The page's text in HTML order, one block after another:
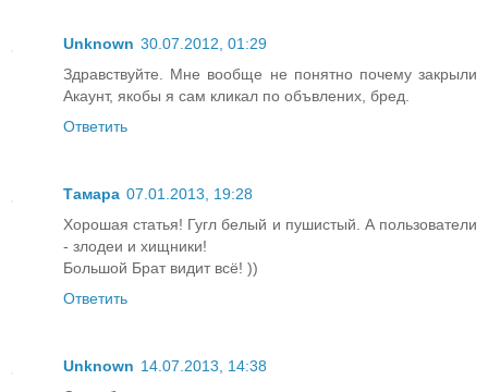
Unknown 30.07.2012, 01:29
Здравствуйте. Мне вообще не понятно почему закрыли
Акаунт, якобы я сам кликал по объвлених, бред.
Ответить
Тамара 07.01.2013, 19:28
Хорошая статья! Гугл белый и пушистый. А пользователи
- злодеи и хищники!
Большой Брат видит всё! ))
Ответить
Unknown 14.07.2013, 14:38